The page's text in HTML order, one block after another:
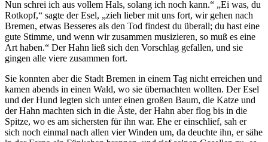
Nun schrei ich aus vollem Hals, solang ich noch kann.“ „Ei was, du
Rotkopf,“ sagte der Esel, „zieh lieber mit uns fort, wir gehen nach
Bremen, etwas Besseres als den Tod findest du überall; du hast eine
gute Stimme, und wenn wir zusammen musizieren, so muß es eine
Art haben.“ Der Hahn ließ sich den Vorschlag gefallen, und sie
gingen alle viere zusammen fort.
Sie konnten aber die Stadt Bremen in einem Tag nicht erreichen und
kamen abends in einen Wald, wo sie übernachten wollten. Der Esel
und der Hund legten sich unter einen großen Baum, die Katze und
der Hahn machten sich in die Äste, der Hahn aber flog bis in die
Spitze, wo es am sichersten für ihn war. Ehe er einschlief, sah er
sich noch einmal nach allen vier Winden um, da deuchte ihn, er sähe